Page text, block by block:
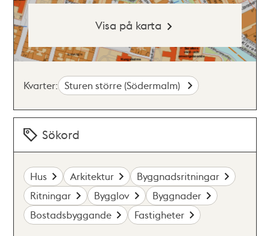
Visa på karta
Kvarter: Sturen större (Södermalm)
Sökord
Hus Arkitektur
Byggnadsritningar
Ritningar
Bygglov
Byggnader
Bostadsbyggande
Fastigheter